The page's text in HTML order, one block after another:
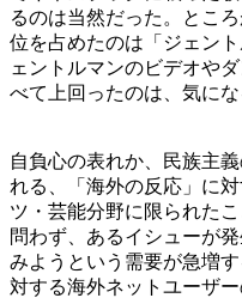
るのは当然だった。とこ
位を占めたのは「ジェン
ェントルマンのビデオや
べて上回ったのは、気に
自負心の表れか、民族主
れる、「海外の反応」に
ツ・芸能分野に限られた
問わず、あるイシューが
みようという需要が急増
対する海外ネットユーザ